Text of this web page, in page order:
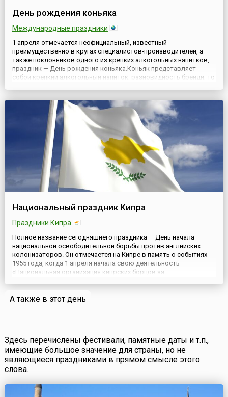
День рождения коньяка
Международные праздники
1 апреля отмечается неофициальный, известный
преимущественно в кругах специалистов-производителей, а
также поклонников одного из крепких алкогольных напитков,
праздник — День рождения коньяка.Коньяк представляет
собой крепкий алкогольный напиток, разновидность бренди, то
местности.На...
Национальный праздник Кипра
Праздники Кипра
Полное название сегодняшнего праздника — День начала
национальной освободительной борьбы против английских
колонизаторов. Он отмечается на Кипре в память о событиях
1955 года, когда 1 апреля начала свою деятельность
«Национальная организация кипрских борцов за
Османской империей. Тогда остров, пребывавший в серьезном
экономическом упадке, бы...
А также в этот день
Здесь перечислены фестивали, памятные даты и т.п.,
имеющие большое значение для страны, но не
являющиеся праздниками в прямом смысле этого
слова.